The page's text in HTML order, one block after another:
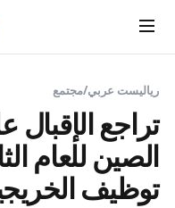
Menu
رياليست عربي/مجتمع
تراجع الإقبال
الصين للعام
توظيف